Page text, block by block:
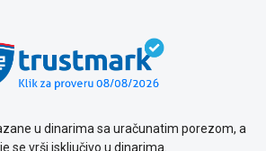
u dinarima sa uračunatim porezom, a
se vrši isključivo u dinarima.